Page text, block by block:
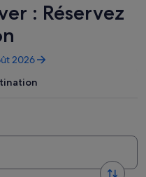
: Réservez
2026